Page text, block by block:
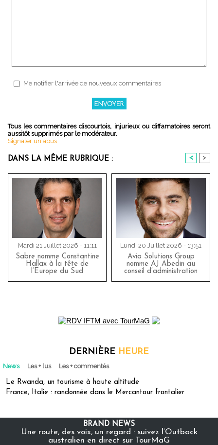
Me notifier l'arrivée de nouveaux commentaires
Tous les commentaires discourtois, injurieux ou diffamatoires seront
aussitôt supprimés par le modérateur.
Signaler un abus
DANS LA MÊME RUBRIQUE : < >
Mardi 21 Juillet 2026 - 11:11
Sabre nomme Constantine
Hallax à la tête de
l’Europe du Sud
Lundi 20 Juillet 2026 - 13:51
Avia Solutions Group
nomme AJ Abedin au
conseil d’administration
DERNIÈRE HEURE
News Les + lus Les + commentés
Le Rwanda, un tourisme à haute altitude
France, Italie : randonnée dans le Mercantour frontalier
BRAND NEWS
Une route, des voix, un regard : suivez l’Outback
australien en direct sur TourMaG